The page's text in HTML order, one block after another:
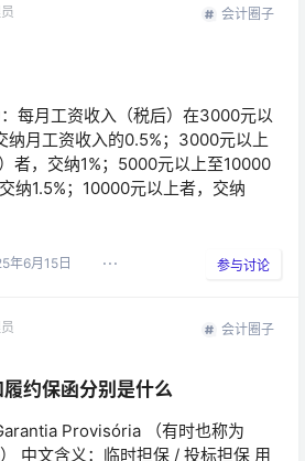
会计圈子
每月工资收入（税后）在3000元以
纳月工资收入的0.5%；3000元以上
者，交纳1%；5000元以上至10000
纳1.5%；10000元以上者，交纳
年6月15日 参与讨论
会计圈子
约保函分别是什么
Provisória （有时也称为
中文含义：临时担保 / 投标担保 用